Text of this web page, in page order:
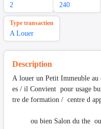
2 240
Type transaction
A Louer
Description
A louer un Petit Immeuble
es / il Convient pour usage
tre de formation / centre
ou bien Salon du the ou